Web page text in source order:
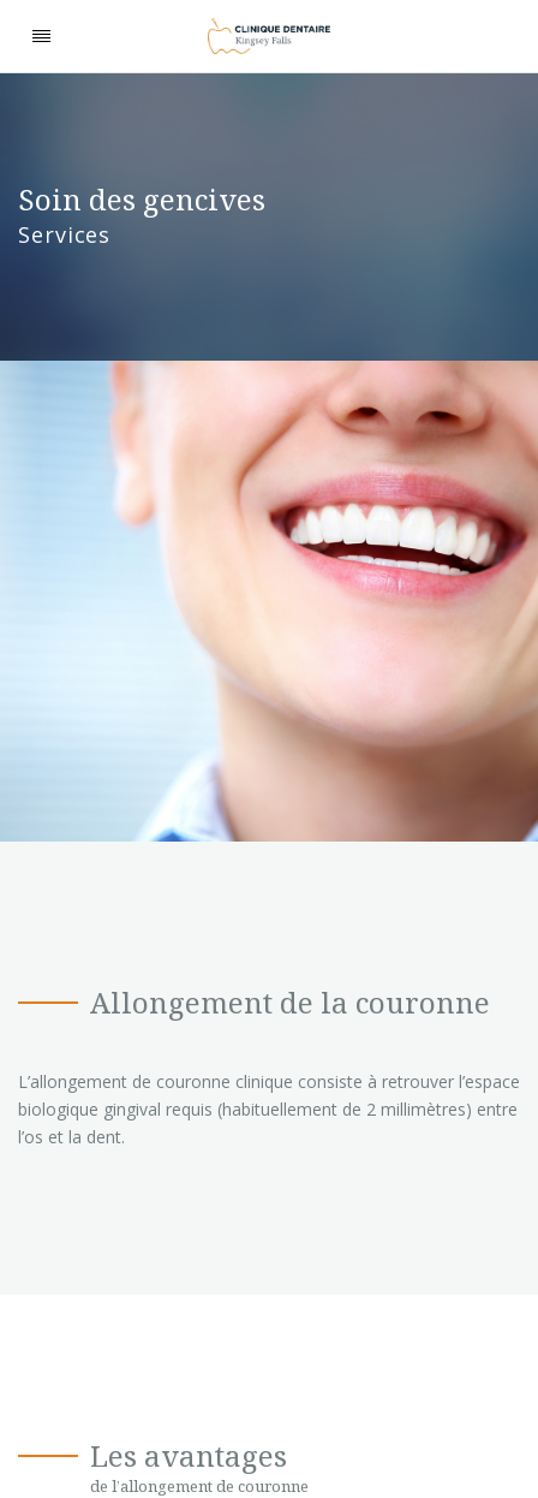
Soin des gencives
Services
Allongement de la couronne
L’allongement de couronne clinique consiste à retrouver l’espace
biologique gingival requis (habituellement de 2 millimètres) entre
l’os et la dent.
Les avantages
de l’allongement de couronne